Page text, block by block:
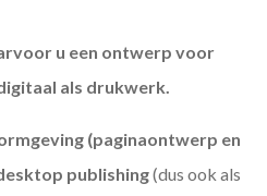
u een ontwerp voor
als drukwerk.
(paginaontwerp en
publishing(dus ook als